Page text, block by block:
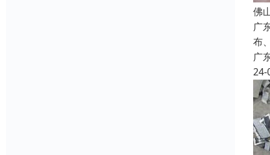
佛
广
布
广
24-